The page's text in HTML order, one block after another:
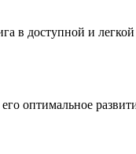
в доступной и
оптимальное